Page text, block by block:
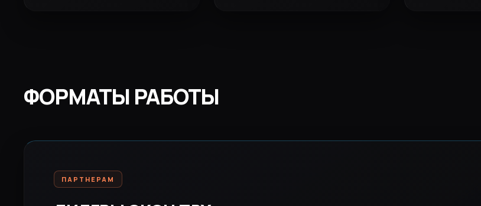
ФОРМАТЫ РАБОТЫ
ПАРТНЕРАМ